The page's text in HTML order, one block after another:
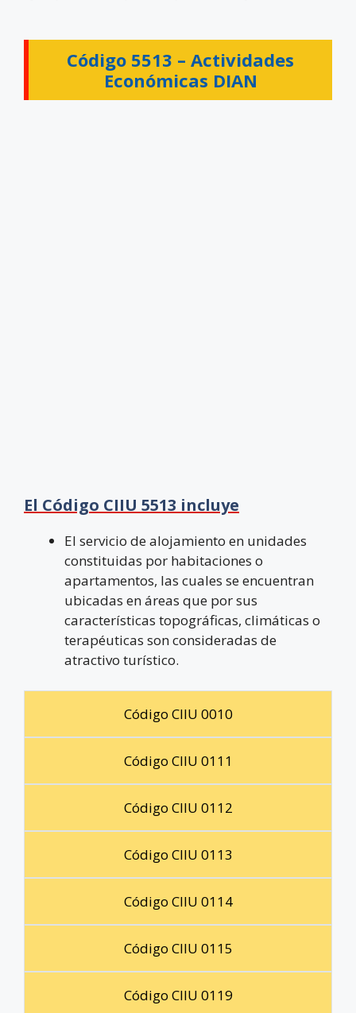
Código 5513 – Actividades
Económicas DIAN
El Código CIIU 5513 incluye
El servicio de alojamiento en unidades
constituidas por habitaciones o
apartamentos, las cuales se encuentran
ubicadas en áreas que por sus
características topográficas, climáticas o
terapéuticas son consideradas de
atractivo turístico.
Código CIIU 0010
Código CIIU 0111
Código CIIU 0112
Código CIIU 0113
Código CIIU 0114
Código CIIU 0115
Código CIIU 0119